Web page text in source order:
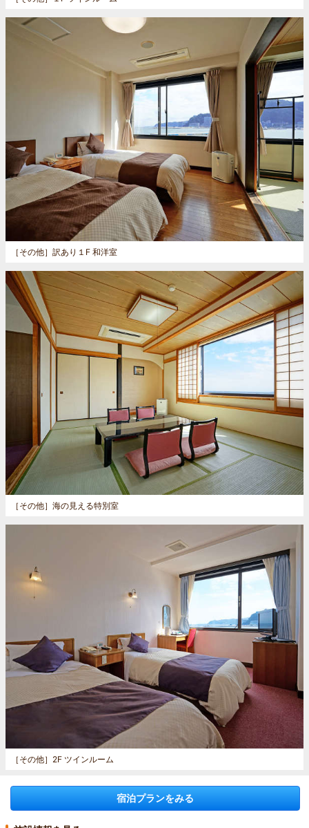
［その他］ 訳あり１F 和洋室
［その他］ 海の見える特別室
［その他］ 2F ツインルーム
宿泊プランをみる